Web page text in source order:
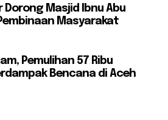
Dorong Masjid Ibnu Abu
Masyarakat
Pemulihan 57 Ribu
Bencana di Aceh